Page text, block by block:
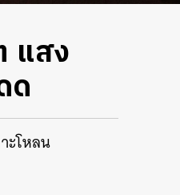
แสง
ด
ะโหลน